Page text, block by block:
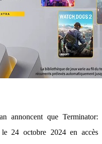
que Terminator:
24 octobre 2024 en accès